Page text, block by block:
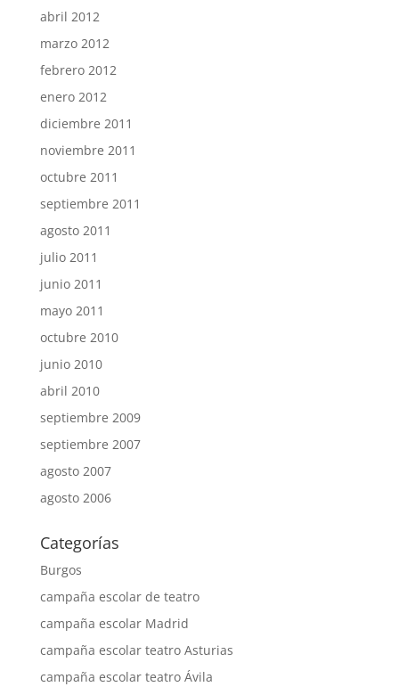
abril 2012
marzo 2012
febrero 2012
enero 2012
diciembre 2011
noviembre 2011
octubre 2011
septiembre 2011
agosto 2011
julio 2011
junio 2011
mayo 2011
octubre 2010
junio 2010
abril 2010
septiembre 2009
septiembre 2007
agosto 2007
agosto 2006
Categorías
Burgos
campaña escolar de teatro
campaña escolar Madrid
campaña escolar teatro Asturias
campaña escolar teatro Ávila